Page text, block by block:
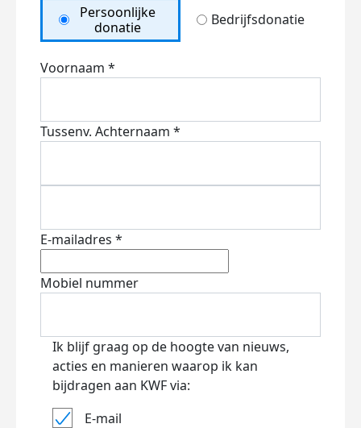
Persoonlijke
donatie
Bedrijfsdonatie
Voornaam *
Tussenv. Achternaam *
E-mailadres *
Mobiel nummer
Ik blijf graag op de hoogte van nieuws,
acties en manieren waarop ik kan
bijdragen aan KWF via:
E-mail